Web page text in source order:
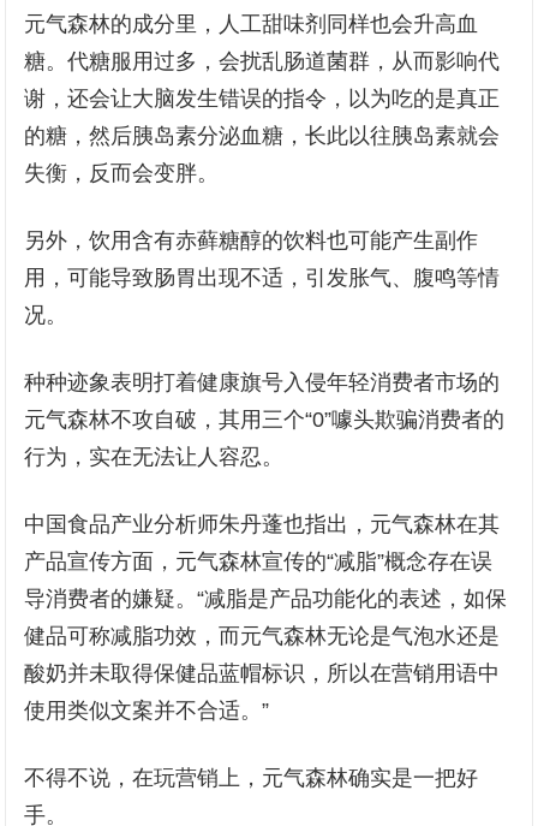
元气森林的成分里，人工甜味剂同样也会升高血
糖。代糖服用过多，会扰乱肠道菌群，从而影响代
谢，还会让大脑发生错误的指令，以为吃的是真正
的糖，然后胰岛素分泌血糖，长此以往胰岛素就会
失衡，反而会变胖。
另外，饮用含有赤藓糖醇的饮料也可能产生副作
用，可能导致肠胃出现不适，引发胀气、腹鸣等情
况。
种种迹象表明打着健康旗号入侵年轻消费者市场的
元气森林不攻自破，其用三个“0”噱头欺骗消费者的
行为，实在无法让人容忍。
中国食品产业分析师朱丹蓬也指出，元气森林在其
产品宣传方面，元气森林宣传的“减脂”概念存在误
导消费者的嫌疑。“减脂是产品功能化的表述，如保
健品可称减脂功效，而元气森林无论是气泡水还是
酸奶并未取得保健品蓝帽标识，所以在营销用语中
使用类似文案并不合适。”
不得不说，在玩营销上，元气森林确实是一把好
手。